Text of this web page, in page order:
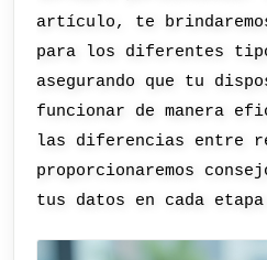
artículo, te
para los diferentes
asegurando que tu
funcionar de manera
las diferencias entre
proporcionaremos
tus datos en cada